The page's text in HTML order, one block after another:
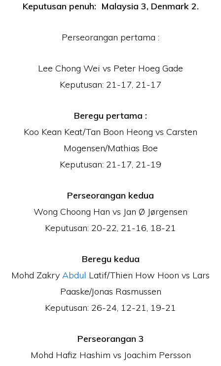
Keputusan penuh: Malaysia 3, Denmark 2.
Perseorangan pertama :
Lee Chong Wei vs Peter Hoeg Gade
Keputusan: 21-17, 21-17
Beregu pertama :
Koo Kean Keat/Tan Boon Heong vs Carsten
Mogensen/Mathias Boe
Keputusan: 21-17, 21-19
Perseorangan kedua
Wong Choong Han vs Jan Ø Jørgensen
Keputusan: 20-22, 21-16, 18-21
Beregu kedua
Mohd Zakry Abdul Latif/Thien How Hoon vs Lars
Paaske/Jonas Rasmussen
Keputusan: 26-24, 12-21, 19-21
Perseorangan 3
Mohd Hafiz Hashim vs Joachim Persson